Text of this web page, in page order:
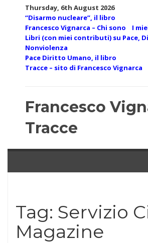
Thursday, 6th August 2026
“Disarmo nucleare”, il libro
Francesco Vignarca – Chi sono
I
Libri (con miei contributi) su Pace,
Nonviolenza
Pace Diritto Umano, il libro
Tracce – sito di Francesco Vignarca
Francesco
Tracce
Tag: Servizio
Magazine